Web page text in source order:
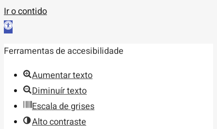
Ir o contido
Abrir
de
ferramentas
Ferramentas de accesibilidade
Aumentar texto
Diminuír texto
Escala de grises
Alto contraste